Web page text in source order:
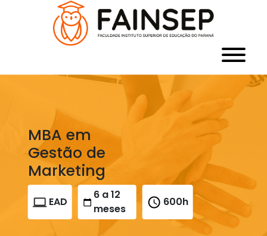
MBA em
Gestão de
Marketing
EAD
6 a 12
meses
600h